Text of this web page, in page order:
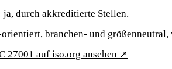
ja, durch akkreditierte Stellen.
branchen- und größenneutral,
27001 auf iso.org ansehen ↗